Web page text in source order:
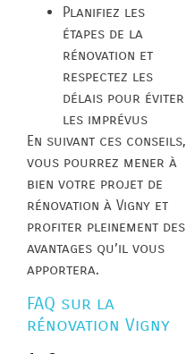
Planifiez les
étapes de la
rénovation et
respectez les
délais pour éviter
les imprévus
En suivant ces conseils,
vous pourrez mener à
bien votre projet de
rénovation à Vigny et
profiter pleinement des
avantages qu’il vous
apportera.
FAQ sur la
rénovation Vigny